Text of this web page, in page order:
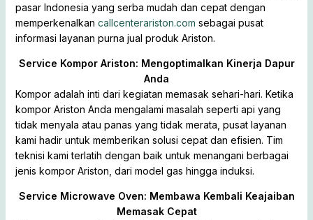
pasar Indonesia yang serba mudah dan cepat dengan
memperkenalkan callcenterariston.com sebagai pusat
informasi layanan purna jual produk Ariston.
Service Kompor Ariston: Mengoptimalkan Kinerja Dapur
Anda
Kompor adalah inti dari kegiatan memasak sehari-hari. Ketika
kompor Ariston Anda mengalami masalah seperti api yang
tidak menyala atau panas yang tidak merata, pusat layanan
kami hadir untuk memberikan solusi cepat dan efisien. Tim
teknisi kami terlatih dengan baik untuk menangani berbagai
jenis kompor Ariston, dari model gas hingga induksi.
Service Microwave Oven: Membawa Kembali Keajaiban
Memasak Cepat